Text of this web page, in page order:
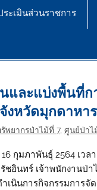
ระเมินส่วนราชการ
และแบ่งพื้นที่ก
งหวัดมุกดาหาร
พยากรป่าไม้ที่ 7, ศูนย์ป่าไ
กุมภาพันธุ์ 2564 เว
ชอินทร์ เจ้าพนักงานป่
เนินการกิจกรรมการ